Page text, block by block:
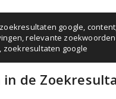
google, content
,relevante zoekwoorden
, zoekresultaten google
de